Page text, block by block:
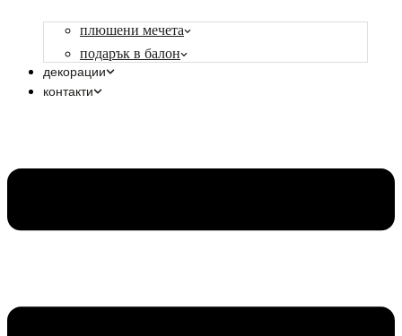
плюшени мечета
подарък в балон
декорации
контакти